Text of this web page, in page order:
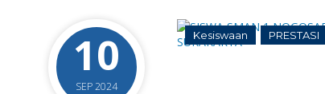
10
SEP 2024
Kesiswaan PRESTASI